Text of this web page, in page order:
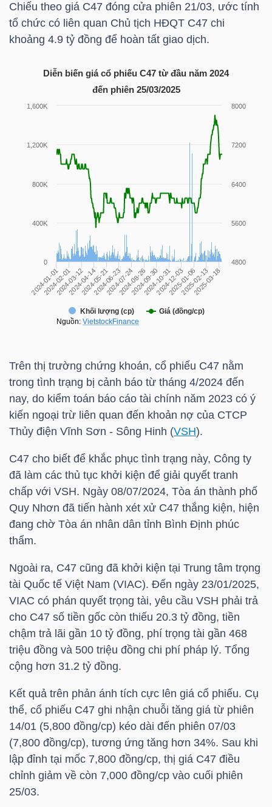
Chiếu theo giá C47 đóng cửa phiên 21/03, ước tính
tổ chức có liên quan Chủ tịch HĐQT C47 chi
khoảng 4.9 tỷ đồng để hoàn tất giao dịch.
Diễn biến giá cổ phiếu C47 từ đầu năm 2024
đến phiên 25/03/2025
Trên thị trường chứng khoán, cổ phiếu C47 nằm
trong tình trạng bị cảnh báo từ tháng 4/2024 đến
nay, do kiểm toán báo cáo tài chính năm 2023 có ý
kiến ngoại trừ liên quan đến khoản nợ của CTCP
Thủy điện Vĩnh Sơn - Sông Hinh (VSH).
C47 cho biết để khắc phục tình trạng này, Công ty
đã làm các thủ tục khởi kiện để giải quyết tranh
chấp với VSH. Ngày 08/07/2024, Tòa án thành phố
Quy Nhơn đã tiến hành xét xử C47 thắng kiện, hiện
đang chờ Tòa án nhân dân tỉnh Bình Định phúc
thẩm.
Ngoài ra, C47 cũng đã khởi kiện tại Trung tâm trọng
tài Quốc tế Việt Nam (VIAC). Đến ngày 23/01/2025,
VIAC có phán quyết trọng tài, yêu cầu VSH phải trả
cho C47 số tiền gốc còn thiếu 20.3 tỷ đồng, tiền
chậm trả lãi gần 10 tỷ đồng, phí trọng tài gần 468
triệu đồng và 500 triệu đồng chi phí pháp lý. Tổng
cộng hơn 31.2 tỷ đồng.
Kết quả trên phản ánh tích cực lên giá cổ phiếu. Cụ
thể, cổ phiếu C47 ghi nhận chuỗi tăng giá từ phiên
14/01 (5,800 đồng/cp) kéo dài đến phiên 07/03
(7,800 đồng/cp), tương ứng tăng hơn 34%. Sau khi
lập đỉnh tại mốc 7,800 đồng/cp, thị giá C47 điều
chỉnh giảm về còn 7,000 đồng/cp vào cuối phiên
25/03.
KINH
CHÍNH
PHÂN
TÍCH
VIETSTOCKFINANCE
VĨ
MÔ
DOANH
PHIẾU
PHÁI
SINH